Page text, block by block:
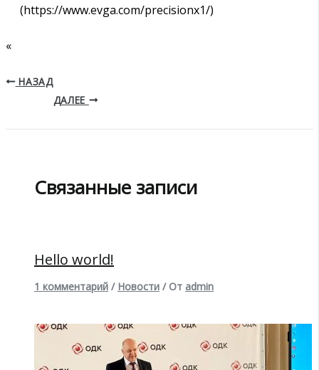
(https://www.evga.com/precisionx1/)
«
НАЗАД
ДАЛЕЕ
Связанные записи
Hello world!
1 комментарий / Новости / От admin